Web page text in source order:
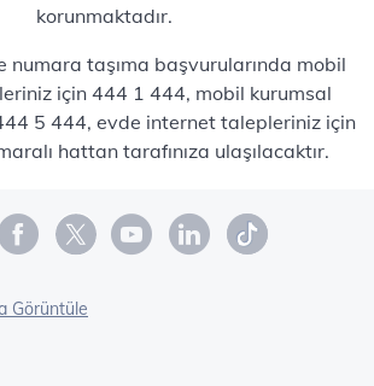
korunmaktadır.
numara taşıma başvurularında mobil
için 444 1 444, mobil kurumsal
5 444, evde internet talepleriniz için
hattan tarafınıza ulaşılacaktır.
Görüntüle